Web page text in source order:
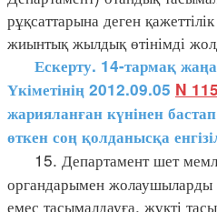
рұқсаттарына деген
жиынтық жылдық өтінімді
Ескерту. 14-тармақ
Үкіметінің 2012.09.05 N
жарияланған күнінен
өткен соң қолданысқа
15. Департамент шет
органдарымен
емес тасымалдауға, жүкті